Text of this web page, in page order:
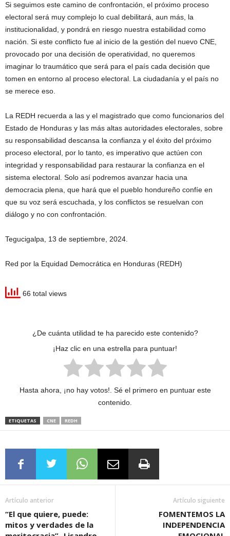
Si seguimos este camino de confrontación, el próximo proceso
electoral será muy complejo lo cual debilitará, aun más, la
institucionalidad, y pondrá en riesgo nuestra estabilidad como
nación. Si este conflicto fue al inicio de la gestión del nuevo CNE,
provocado por una decisión de operatividad, no queremos
imaginar lo traumático que será para el país cada decisión que
tomen en entorno al proceso electoral. La ciudadanía y el país no
se merece eso.
La REDH recuerda a las y el magistrado que como funcionarios del
Estado de Honduras y las más altas autoridades electorales, sobre
su responsabilidad descansa la confianza y el éxito del próximo
proceso electoral, por lo tanto, es imperativo que actúen con
integridad y responsabilidad para restaurar la confianza en el
sistema electoral. Solo así podremos avanzar hacia una
democracia plena, que hará que el pueblo hondureño confíe en
que su voz será escuchada, y los conflictos se resuelvan con
diálogo y no con confrontación.
Tegucigalpa, 13 de septiembre, 2024.
Red por la Equidad Democrática en Honduras (REDH)
66 total views
¿De cuánta utilidad te ha parecido este contenido?
¡Haz clic en una estrella para puntuar!
Hasta ahora, ¡no hay votos!. Sé el primero en puntuar este
contenido.
ETIQUETAS CNE REDH
Artículo anterior
“El que quiere, puede:
mitos y verdades de la
Artículo siguiente
FOMENTEMOS LA
INDEPENDENCIA